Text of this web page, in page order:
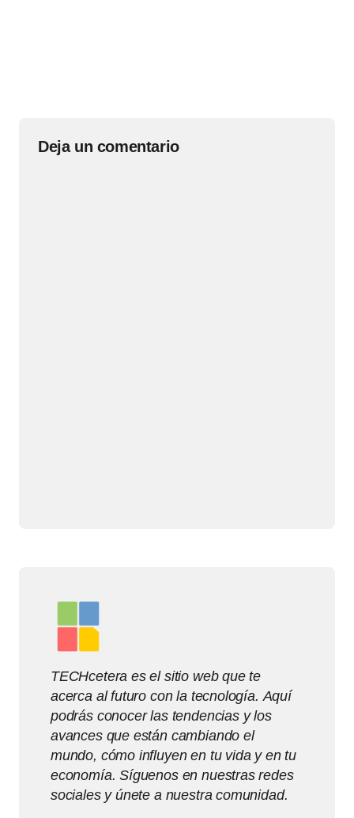
Deja un comentario
TECHcetera es el sitio web que te
acerca al futuro con la tecnología. Aquí
podrás conocer las tendencias y los
avances que están cambiando el
mundo, cómo influyen en tu vida y en tu
economía. Síguenos en nuestras redes
sociales y únete a nuestra comunidad.